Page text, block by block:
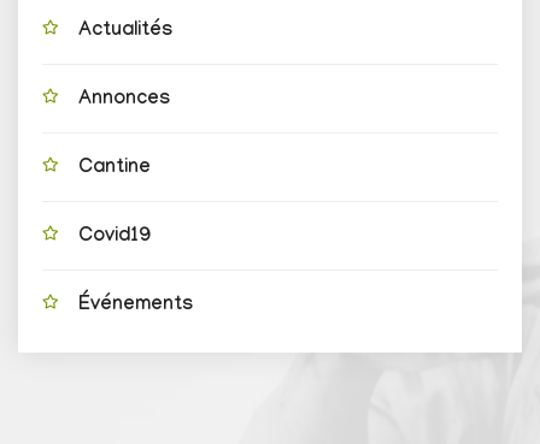
Actualités
Annonces
Cantine
Covid19
Événements